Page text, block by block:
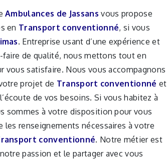
Ambulances de Jassans vous propose
en Transport conventionné, si vous
. Entreprise usant d’une expérience et
faire de qualité, nous mettons tout en
vous satisfaire. Nous vous accompagnons
projet de Transport conventionné et
de vos besoins. Si vous habitez à
sommes à votre disposition pour vous
les renseignements nécessaires à votre
conventionné. Notre métier est
passion et le partager avec vous